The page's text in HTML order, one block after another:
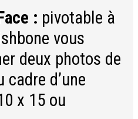
: pivotable à
vous
deux photos de
cadre d’une
x 15 ou